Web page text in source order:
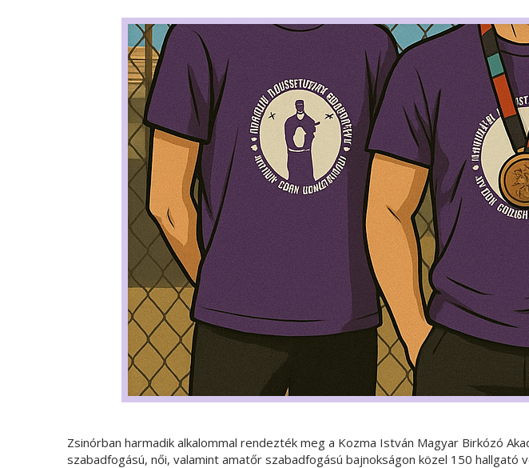
Zsinórban harmadik alkalommal rendezték meg a Kozma István Magyar Birkózó
szabadfogású, női, valamint amatőr szabadfogású bajnokságon közel 150 hallgató